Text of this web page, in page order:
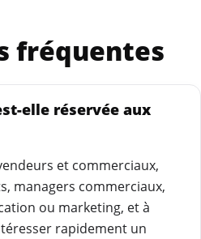
fréquentes
elle réservée aux
et commerciaux,
managers commerciaux,
ou marketing, et à
rapidement un